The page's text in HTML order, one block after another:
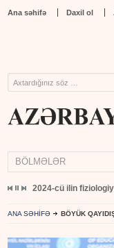
Ana səhifə Daxil ol
BÖLMƏLƏR
Türkiyənin Adana
ANA SƏHİFƏ BÖYÜK